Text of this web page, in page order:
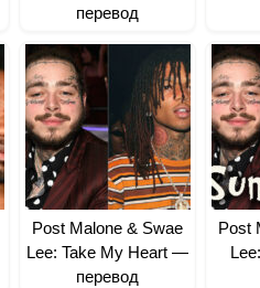
перевод
Post Malone & Swae
Lee: Take My Heart —
перевод
Post